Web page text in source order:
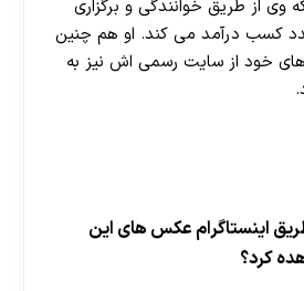
وی از طریق خوانندگی و برگزاری
کسب درآمد می کند. او هم چنین
خود از سایت رسمی اش نیز به
اینستاگرام عکس های این
کرد؟